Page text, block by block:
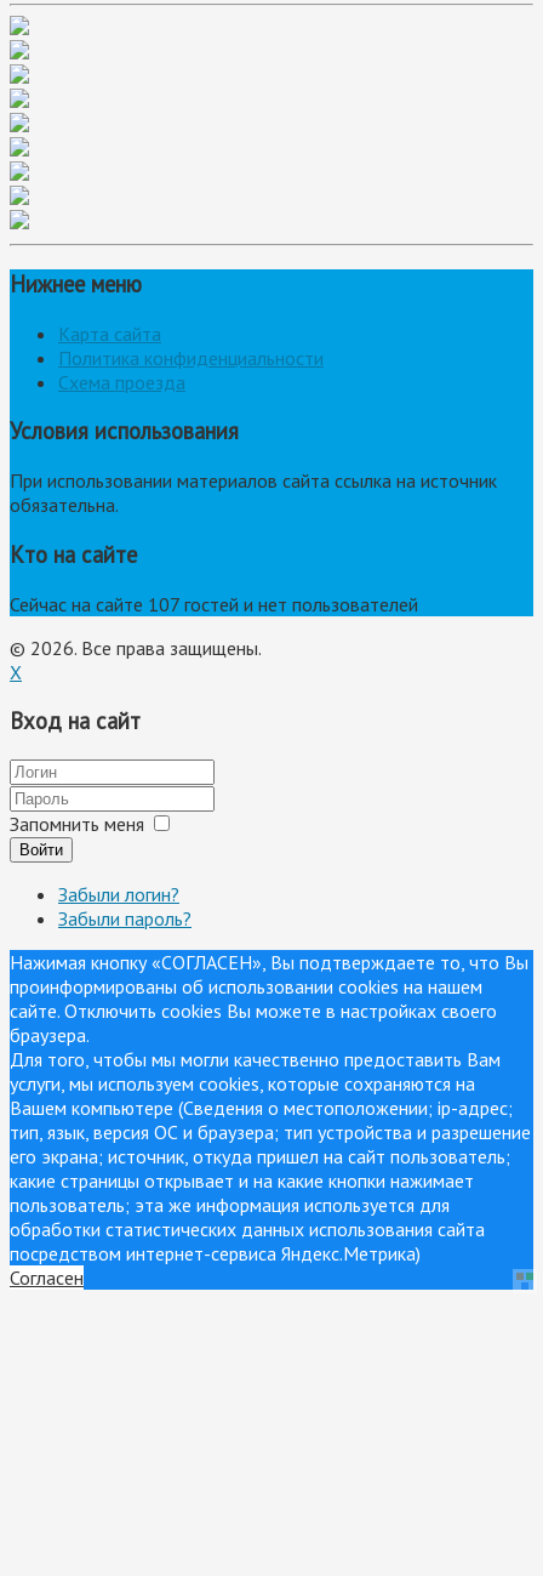
Нижнее меню
Карта сайта
Политика конфиденциальности
Схема проезда
Условия использования
При использовании материалов сайта ссылка на источник
обязательна.
Кто на сайте
Сейчас на сайте 107 гостей и нет пользователей
© 2026. Все права защищены.
X
Вход на сайт
Запомнить меня
Войти
Забыли логин?
Забыли пароль?
Нажимая кнопку «СОГЛАСЕН», Вы подтверждаете то, что Вы
проинформированы об использовании cookies на нашем
сайте. Отключить cookies Вы можете в настройках своего
браузера.
Для того, чтобы мы могли качественно предоставить Вам
услуги, мы используем cookies, которые сохраняются на
Вашем компьютере (Сведения о местоположении; ip-адрес;
тип, язык, версия ОС и браузера; тип устройства и разрешение
его экрана; источник, откуда пришел на сайт пользователь;
какие страницы открывает и на какие кнопки нажимает
пользователь; эта же информация используется для
обработки статистических данных использования сайта
посредством интернет-сервиса Яндекс.Метрика)
Согласен